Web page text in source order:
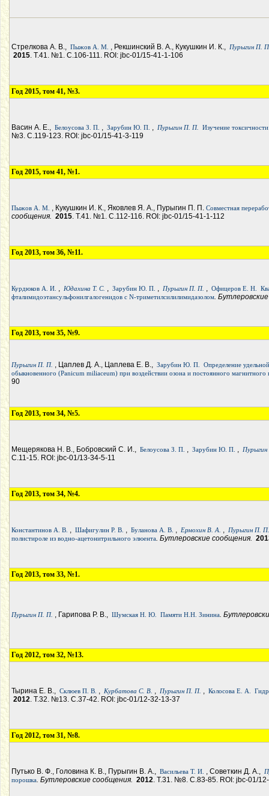
Стрелкова А. В., Пыжов А. М. , Рекшинский В. А., Кукушкин И. К., Пурыгин П.
2015. Т.41. №1. С.106-111. ROI: jbc-01/15-41-1-106
Год 2015, том 41, №3.
Васин А. Е., Белоусова З. П. , Зарубин Ю. П. , Пурыгин П. П. Изучение
№3. С.119-123. ROI: jbc-01/15-41-3-119
Год 2015, том 41, №1.
Пыжов А. М. , Кукушкин И. К., Яковлев Я. А., Пурыгин П. П. Совместная
сообщения. 2015. Т.41. №1. С.112-116. ROI: jbc-01/15-41-1-112
Год 2013, том 36, №11.
Курдюков А. И. , Юдахина Т. С. , Зарубин Ю. П. , Пурыгин П. П. , Офицеров Е. Н.
фталимидоэтансульфонилгалогенидов с N-триметилсилилимидазолом.
Год 2013, том 35, №9.
Пурыгин П. П. , Цаплев Д. А., Цаплева Е. В., Зарубин Ю. П.
Определение
обыкновенного (Panicum miliaceum) при воздействии озона и постоянного магнитного
90
Год 2013, том 34, №5.
Мещерякова Н. В., Бобровский С. И., Белоусова З. П. , Зарубин Ю. П. ,
С.11-15. ROI: jbc-01/13-34-5-11
Год 2013, том 34, №4.
Константинов А. В. , Шафигулин Р. В. , Буланова А. В. , Ермохин В. А. , Пурыгин П. П.
полистироле из водно-ацетонитрильного элюента. Бутлеровские сообщения.
Год 2013, том 33, №1.
Пурыгин П. П. , Гарипова Р. В., Шумская Н. Ю. Памяти Н.Н. Зинина.
Год 2012, том 32, №13.
Тырина Е. В., Склюев П. В. , Курбатова С. В. , Пурыгин П. П. , Колосова Е. А.
2012. Т.32. №13. С.37-42. ROI: jbc-01/12-32-13-37
Год 2012, том 31, №8.
Путько В. Ф., Головина К. В., Пурыгин В. А., Васильева Т. И. , Советкин Д. А.,
порошка. Бутлеровские сообщения. 2012. Т.31. №8. С.83-85. ROI: jbc-01/